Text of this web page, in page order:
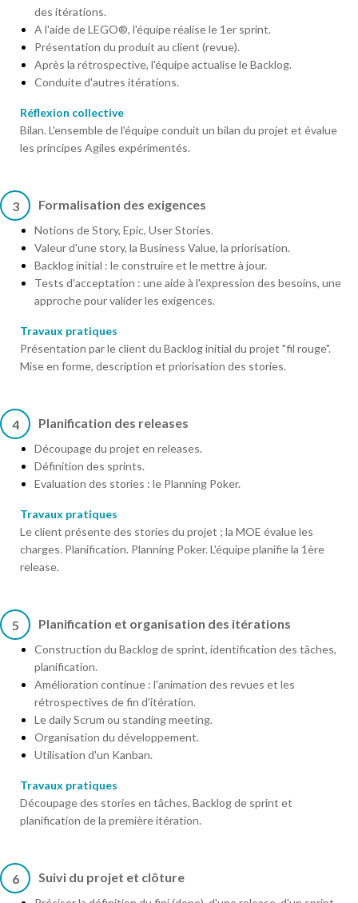
des itérations.
A l'aide de LEGO®, l'équipe réalise le 1er sprint.
Présentation du produit au client (revue).
Après la rétrospective, l'équipe actualise le Backlog.
Conduite d'autres itérations.
Réflexion collective
Bilan. L'ensemble de l'équipe conduit un bilan du projet et évalue
les principes Agiles expérimentés.
3 Formalisation des exigences
Notions de Story, Epic, User Stories.
Valeur d'une story, la Business Value, la priorisation.
Backlog initial : le construire et le mettre à jour.
Tests d'acceptation : une aide à l'expression des besoins, une
approche pour valider les exigences.
Travaux pratiques
Présentation par le client du Backlog initial du projet "fil rouge".
Mise en forme, description et priorisation des stories.
4 Planification des releases
Découpage du projet en releases.
Définition des sprints.
Evaluation des stories : le Planning Poker.
Travaux pratiques
Le client présente des stories du projet ; la MOE évalue les
charges. Planification. Planning Poker. L'équipe planifie la 1ère
release.
5 Planification et organisation des itérations
Construction du Backlog de sprint, identification des tâches,
planification.
Amélioration continue : l'animation des revues et les
rétrospectives de fin d'itération.
Le daily Scrum ou standing meeting.
Organisation du développement.
Utilisation d'un Kanban.
Travaux pratiques
Découpage des stories en tâches, Backlog de sprint et
planification de la première itération.
6 Suivi du projet et clôture